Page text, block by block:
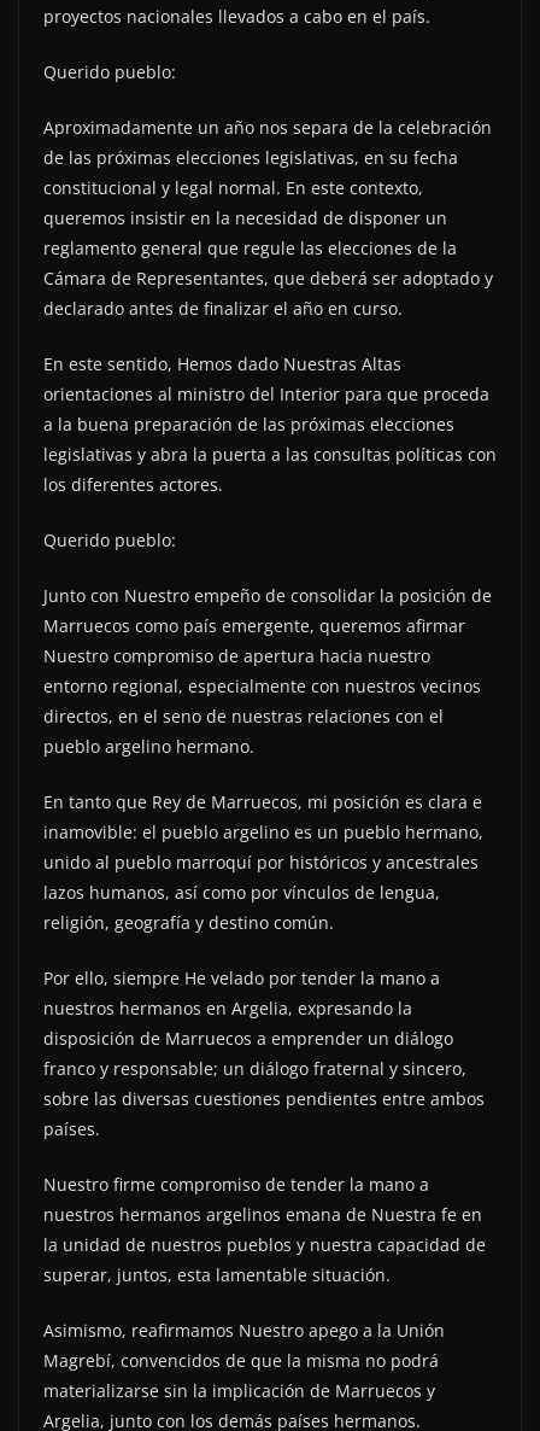
proyectos nacionales llevados a cabo en el país.
Querido pueblo:
Aproximadamente un año nos separa de la celebración
de las próximas elecciones legislativas, en su fecha
constitucional y legal normal. En este contexto,
queremos insistir en la necesidad de disponer un
reglamento general que regule las elecciones de la
Cámara de Representantes, que deberá ser adoptado y
declarado antes de finalizar el año en curso.
En este sentido, Hemos dado Nuestras Altas
orientaciones al ministro del Interior para que proceda
a la buena preparación de las próximas elecciones
legislativas y abra la puerta a las consultas políticas con
los diferentes actores.
Querido pueblo:
Junto con Nuestro empeño de consolidar la posición de
Marruecos como país emergente, queremos afirmar
Nuestro compromiso de apertura hacia nuestro
entorno regional, especialmente con nuestros vecinos
directos, en el seno de nuestras relaciones con el
pueblo argelino hermano.
En tanto que Rey de Marruecos, mi posición es clara e
inamovible: el pueblo argelino es un pueblo hermano,
unido al pueblo marroquí por históricos y ancestrales
lazos humanos, así como por vínculos de lengua,
religión, geografía y destino común.
Por ello, siempre He velado por tender la mano a
nuestros hermanos en Argelia, expresando la
disposición de Marruecos a emprender un diálogo
franco y responsable; un diálogo fraternal y sincero,
sobre las diversas cuestiones pendientes entre ambos
países.
Nuestro firme compromiso de tender la mano a
nuestros hermanos argelinos emana de Nuestra fe en
la unidad de nuestros pueblos y nuestra capacidad de
superar, juntos, esta lamentable situación.
Asimismo, reafirmamos Nuestro apego a la Unión
Magrebí, convencidos de que la misma no podrá
materializarse sin la implicación de Marruecos y
Argelia, junto con los demás países hermanos.